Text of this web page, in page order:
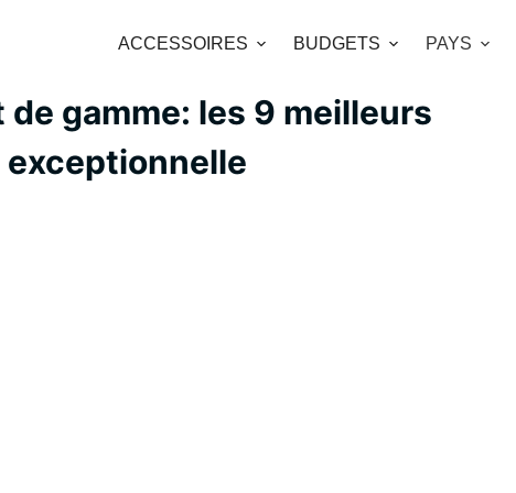
ACCESSOIRES BUDGETS PAYS
gamme: les 9 meilleurs